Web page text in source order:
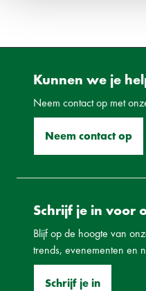
Kunnen we je
Neem contact op met
Neem contact op
Schrijf je in voor
Blijf op de hoogte van
trends, evenementen en
Schrijf je in